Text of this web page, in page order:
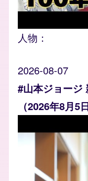
人物：
2026-08-07
#山本ジョージ
（2026年8月5